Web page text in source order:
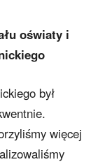
oświaty i
był
więcej